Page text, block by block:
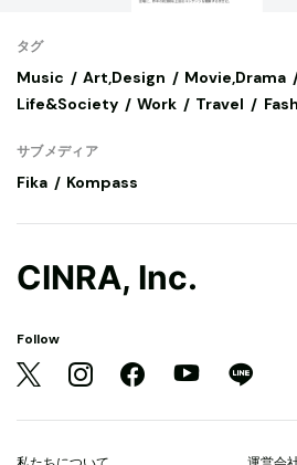
タグ
Music Art,Design Movie,Drama
Life&Society
Work Travel
サブメディア
Fika Kompass
CINRA, Inc.
Follow